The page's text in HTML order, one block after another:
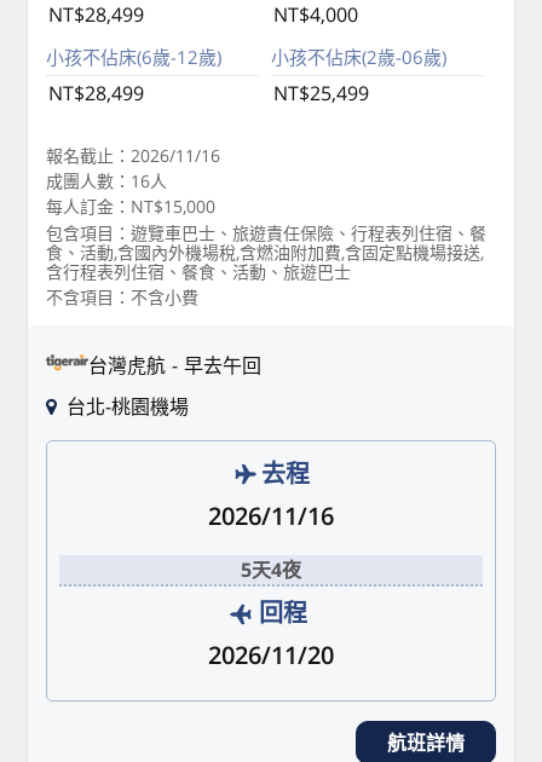
NT$28,499 NT$4,000
小孩不佔床(6歲-12歲)
NT$28,499
小孩不佔床(2歲-06歲)
NT$25,499
報名截止：2026/11/16
成團人數：16人
每人訂金：NT$15,000
包含項目：遊覽車巴士、旅遊責任保險、行程表列住宿、餐
食、活動,含國內外機場稅,含燃油附加費,含固定點機場接送,
含行程表列住宿、餐食、活動、旅遊巴士
不含項目：不含小費
台灣虎航
早去午回
台北-桃園機場
去程
2026/11/16
5天4夜
回程
2026/11/20
航班詳情